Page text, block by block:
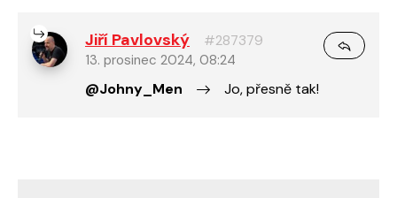
Jiří Pavlovský
#287379
13. prosinec 2024, 08:24
@Johny_Men Jo, přesně tak!